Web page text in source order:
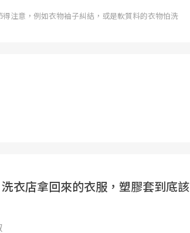
注意，例如衣物袖子糾結，或是軟質料的衣物怕洗
衣店拿回來的衣服，塑膠套到底該